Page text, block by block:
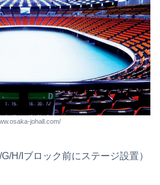
johall.com/
H/Iブロック前にステージ設置）